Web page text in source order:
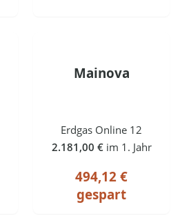
Mainova
Erdgas Online 12
2.181,00 € im 1. Jahr
494,12 €
gespart